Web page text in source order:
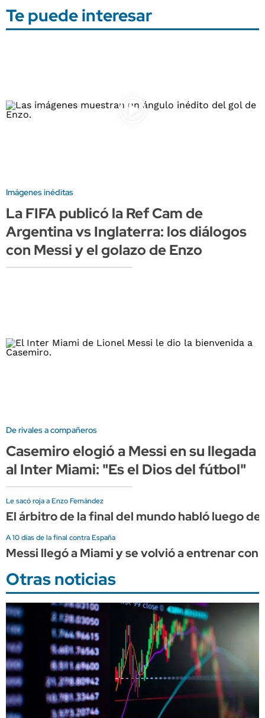
Te puede interesar
Imágenes inéditas
La FIFA publicó la Ref Cam de
Argentina vs Inglaterra: los diálogos
con Messi y el golazo de Enzo
De rivales a compañeros
Casemiro elogió a Messi en su llegada
al Inter Miami: "Es el Dios del fútbol"
Le sacó roja a Enzo Fernández
El árbitro de la final del mundo habló luego
A 10 días de la final contra España
Messi llegó a Miami y se volvió a entrenar
Otras noticias